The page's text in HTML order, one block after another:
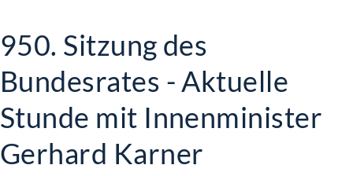
950. Sitzung des
Bundesrates - Aktuelle
Stunde mit Innenminister
Gerhard Karner